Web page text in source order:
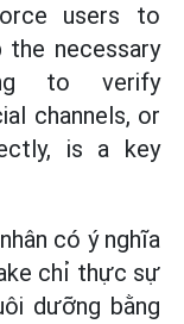
users to
the necessary
to verify
channels, or
is a key
có ý nghĩa
chỉ thực sự
dưỡng bằng